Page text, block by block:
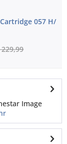
057 H/
229,99
Image